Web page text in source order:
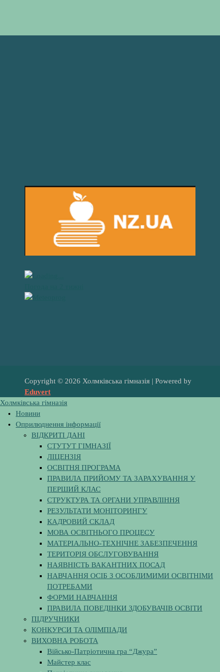
Copyright © 2026 Холмківська гімназія | Powered by
Eduvert
Холмківська гімназія
Новини
Оприлюднення інформації
ВІДКРИТІ ДАНІ
СТУТУТ ГІМНАЗІЇ
ЛІЦЕНЗІЯ
ОСВІТНЯ ПРОГРАМА
ПРАВИЛА ПРИЙОМУ ТА ЗАРАХУВАННЯ У
ПЕРШИЙ КЛАС
СТРУКТУРА ТА ОРГАНИ УПРАВЛІННЯ
РЕЗУЛЬТАТИ МОНІТОРИНГУ
КАДРОВИЙ СКЛАД
МОВА ОСВІТНЬОГО ПРОЦЕСУ
МАТЕРІАЛЬНО-ТЕХНІЧНЕ ЗАБЕЗПЕЧЕННЯ
ТЕРИТОРІЯ ОБСЛУГОВУВАННЯ
НАЯВНІСТЬ ВАКАНТНИХ ПОСАД
НАВЧАННЯ ОСІБ З ОСОБЛИМИМИ ОСВІТНІМИ
ПОТРЕБАМИ
ФОРМИ НАВЧАННЯ
ПРАВИЛА ПОВЕДІНКИ ЗДОБУВАЧІВ ОСВІТИ
ПІДРУЧНИКИ
КОНКУРСИ ТА ОЛІМПІАДИ
ВИХОВНА РОБОТА
Військо-Патріотична гра “Джура”
Майстер клас